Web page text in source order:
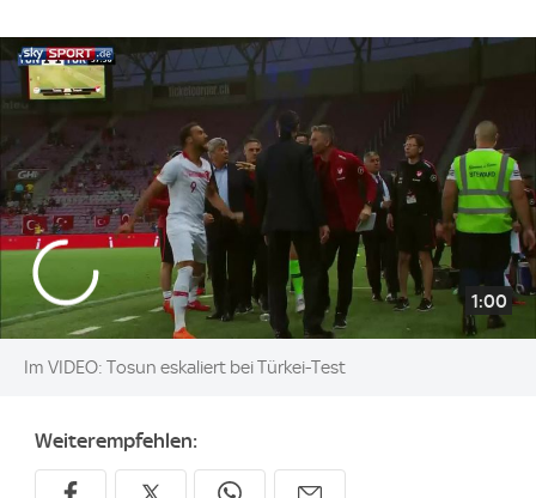
1:00
Im VIDEO: Tosun eskaliert bei Türkei-Test
Weiterempfehlen: